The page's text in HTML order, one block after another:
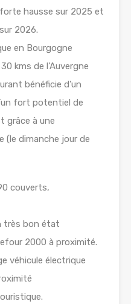
hausse sur 2025 et
2026.
en Bourgogne
kms de l’Auvergne
bénéficie d’un
fort potentiel de
grâce à une
(le dimanche jour de
couverts,
très bon état
2000 à proximité.
véhicule électrique